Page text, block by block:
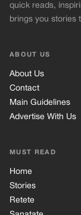
quick reads,
brings you stories
ABOUT US
About Us
Contact
Main Guidelines
Advertise With Us
MUST READ
Home
Stories
Retete